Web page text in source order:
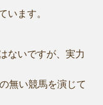
います。
ないですが、実力
無い競馬を演じて